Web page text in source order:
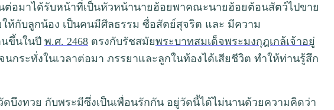
ต่อมาได้รับหน้าที่เป็นหัวหน้านายฮ้อยพาคณะนายฮ้อยต้อนสัตว์ไปขาย
ห้กับลูกน้อง เป็นคนมีศีลธรรม ซื่อสัตย์สุจริต และ มีความ
นขึ้นในปี พ.ศ. 2468 ตรงกับรัชสมัยพระบาทสมเด็จพระมงกุฎเกล้เจ้าอยู่
กระทั่งในเวลาต่อมา ภรรยาและลูกในท้องได้เสียชีวิต ทำให้ท่านรู้สึก
ทวย กับพระมีซึ่งเป็นเพื่อนรักกัน อยู่วัดนี้ได้ไม่นานด้วยความคิดว่า